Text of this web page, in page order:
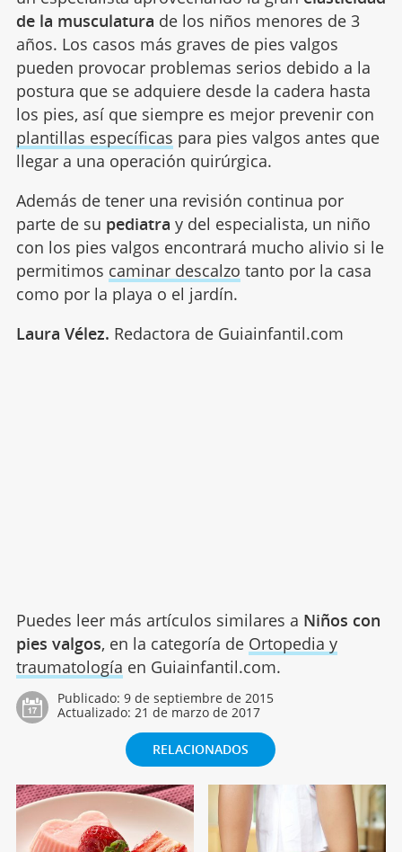
de la musculatura de los niños menores de 3
años. Los casos más graves de pies valgos
pueden provocar problemas serios debido a la
postura que se adquiere desde la cadera hasta
los pies, así que siempre es mejor prevenir con
plantillas específicas para pies valgos antes que
llegar a una operación quirúrgica.
Además de tener una revisión continua por
parte de su pediatra y del especialista, un niño
con los pies valgos encontrará mucho alivio si le
permitimos caminar descalzo tanto por la casa
como por la playa o el jardín.
Laura Vélez. Redactora de Guiainfantil.com
Puedes leer más artículos similares a Niños con
pies valgos, en la categoría de Ortopedia y
traumatología en Guiainfantil.com.
Publicado: 9 de septiembre de 2015
Actualizado: 21 de marzo de 2017
RELACIONADOS